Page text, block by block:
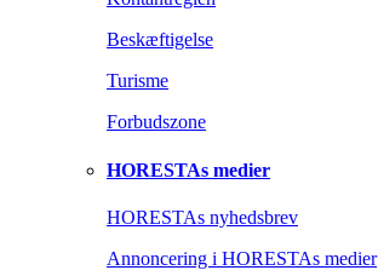
Beskæftigelse
Turisme
Forbudszone
HORESTAs medier
HORESTAs nyhedsbrev
Annoncering i HORESTAs medier